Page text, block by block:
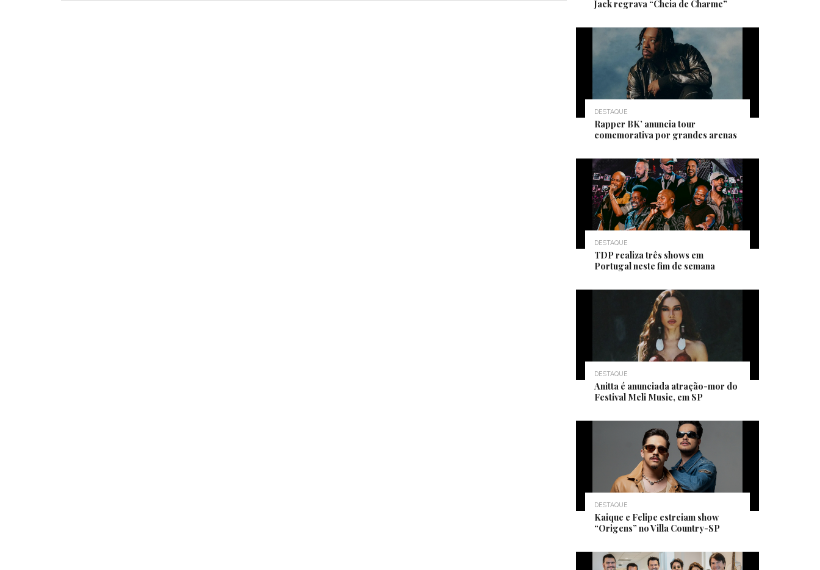
Jack regrava “Cheia de Charme”
DESTAQUE
Rapper BK’ anuncia tour
comemorativa por grandes arenas
DESTAQUE
TDP realiza três shows em
Portugal neste fim de semana
DESTAQUE
Anitta é anunciada atração-mor do
Festival Meli Music, em SP
DESTAQUE
Kaique e Felipe estreiam show
“Origens” no Villa Country-SP